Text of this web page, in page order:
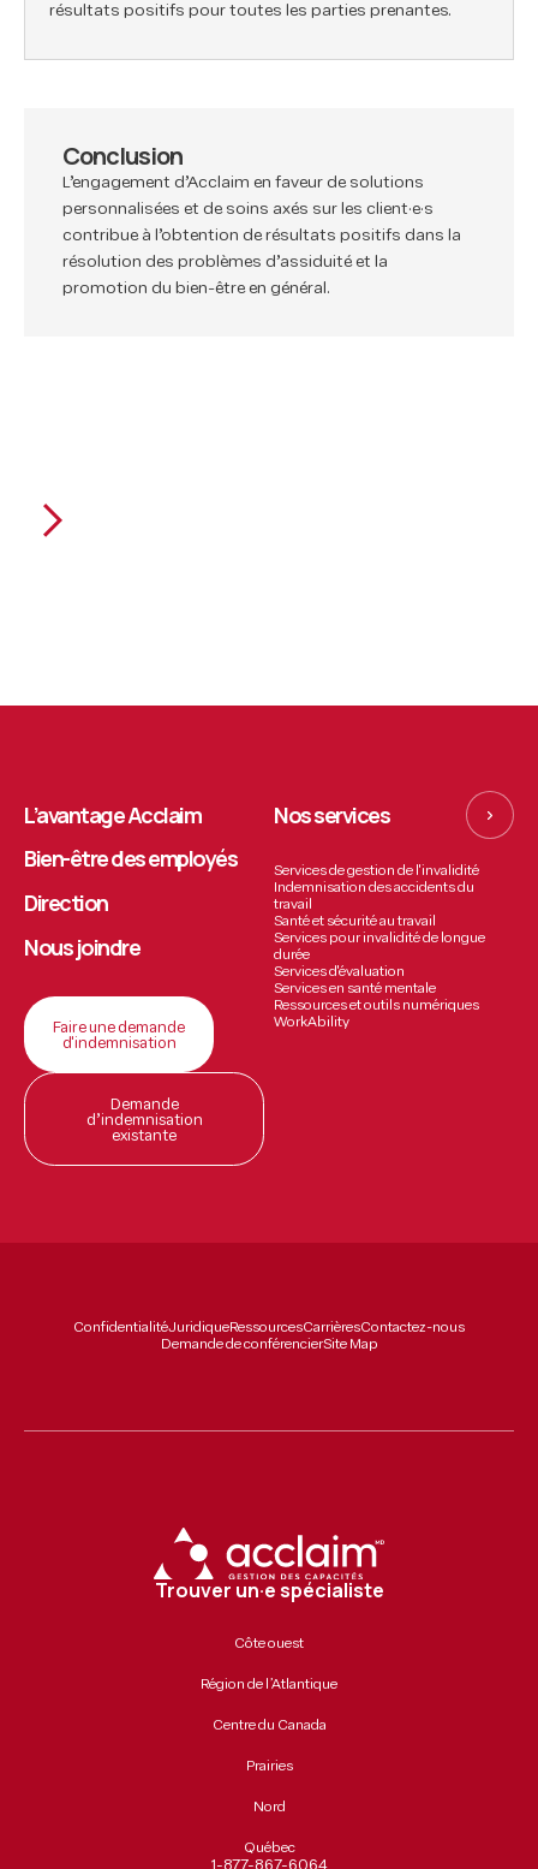
résultats positifs pour toutes les parties prenantes.
Conclusion
L’engagement d’Acclaim en faveur de solutions
personnalisées et de soins axés sur les client·e·s
contribue à l’obtention de résultats positifs dans la
résolution des problèmes d’assiduité et la
promotion du bien-être en général.
L’avantage Acclaim
Bien-être des employés
Direction
Nous joindre
Faire une demande
d'indemnisation
Demande
d’indemnisation
existante
Nos services
Services de gestion de l'invalidité
Indemnisation des accidents du
travail
Santé et sécurité au travail
Services pour invalidité de longue
durée
Services d'évaluation
Services en santé mentale
Ressources et outils numériques
WorkAbility
ConfidentialitéJuridiqueRessourcesCarrièresContactez-nous
Demande de conférencierSite Map
Trouver un·e spécialiste
Côte ouest
Région de l’Atlantique
Centre du Canada
Prairies
Nord
Québec